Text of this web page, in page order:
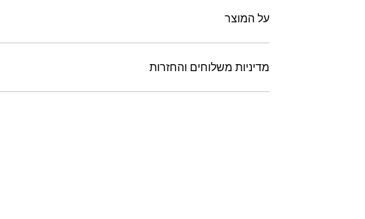
על המוצר
מדיניות משלוחים והחזרות